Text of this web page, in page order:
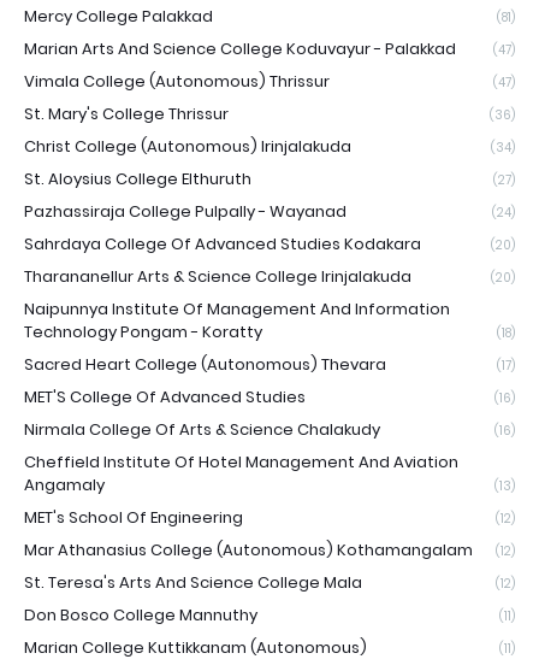
Mercy College Palakkad (81)
Marian Arts And Science College Koduvayur - Palakkad (47)
Vimala College (Autonomous) Thrissur (47)
St. Mary's College Thrissur (36)
Christ College (Autonomous) Irinjalakuda (34)
St. Aloysius College Elthuruth (27)
Pazhassiraja College Pulpally - Wayanad (24)
Sahrdaya College Of Advanced Studies Kodakara (20)
Tharananellur Arts & Science College Irinjalakuda (20)
Naipunnya Institute Of Management And Information
Technology Pongam - Koratty
(18)
Sacred Heart College (Autonomous) Thevara (17)
MET'S College Of Advanced Studies (16)
Nirmala College Of Arts & Science Chalakudy (16)
Cheffield Institute Of Hotel Management And Aviation
Angamaly
(13)
MET's School Of Engineering (12)
Mar Athanasius College (Autonomous) Kothamangalam (12)
St. Teresa's Arts And Science College Mala (12)
Don Bosco College Mannuthy (11)
Marian College Kuttikkanam (Autonomous) (11)